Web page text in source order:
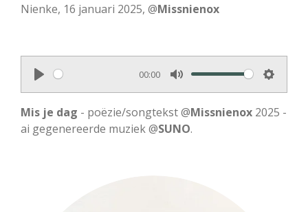
Nienke, 16 januari 2025, @Missnienox
P
a
00:00
M
u
t
S
e
Mis je dag - poëzie/songtekst @Missnienox 2025 -
ai gegenereerde muziek @SUNO.